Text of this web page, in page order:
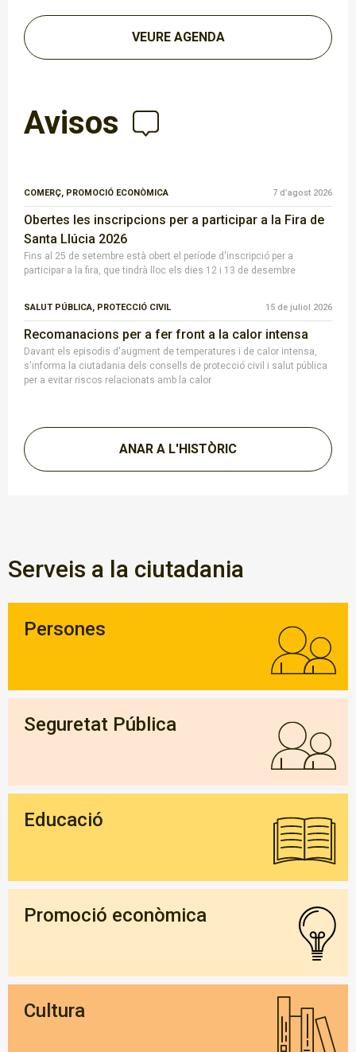
VEURE AGENDA
Avisos
COMERÇ, PROMOCIÓ ECONÒMICA 7 d’agost 2026
Obertes les inscripcions per a participar a la Fira de
Santa Llúcia 2026
Fins al 25 de setembre està obert el període d'inscripció per a
participar a la fira, que tindrà lloc els dies 12 i 13 de desembre
SALUT PÚBLICA, PROTECCIÓ CIVIL 15 de juliol 2026
Recomanacions per a fer front a la calor intensa
Davant els episodis d'augment de temperatures i de calor intensa,
s'informa la ciutadania dels consells de protecció civil i salut pública
per a evitar riscos relacionats amb la calor
ANAR A L'HISTÒRIC
Serveis a la ciutadania
Persones
Seguretat Pública
Educació
Cultura
Promoció econòmica